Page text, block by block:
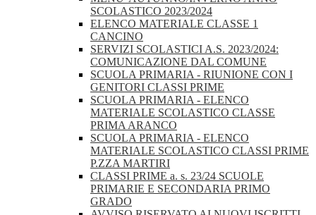
SCOLASTICO 2023/2024
ELENCO MATERIALE CLASSE 1
CANCINO
SERVIZI SCOLASTICI A.S. 2023/2024:
COMUNICAZIONE DAL COMUNE
SCUOLA PRIMARIA - RIUNIONE CON I
GENITORI CLASSI PRIME
SCUOLA PRIMARIA - ELENCO
MATERIALE SCOLASTICO CLASSE
PRIMA ARANCO
SCUOLA PRIMARIA - ELENCO
MATERIALE SCOLASTICO CLASSI PRIME
P.ZZA MARTIRI
CLASSI PRIME a. s. 23/24 SCUOLE
PRIMARIE E SECONDARIA PRIMO
GRADO